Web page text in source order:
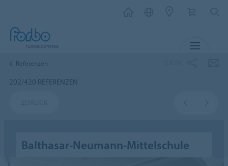
Referenzen
202/420 REFERENZEN
Balthasar-Neumann-Mittelschule